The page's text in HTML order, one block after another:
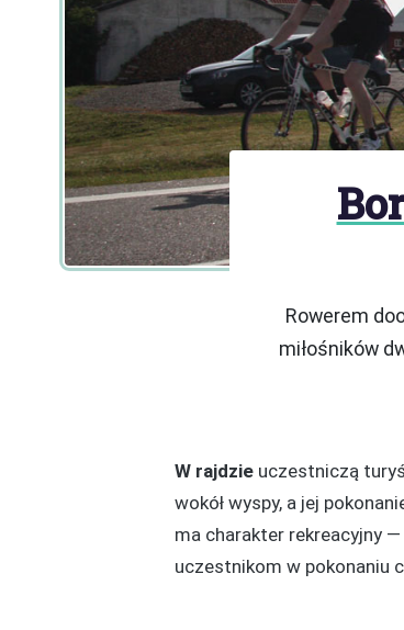
Rowerem
miłośników
W rajdzie uczestniczą
wokół wyspy, a jej
ma charakter rekreacyjny
uczestnikom w pokonaniu